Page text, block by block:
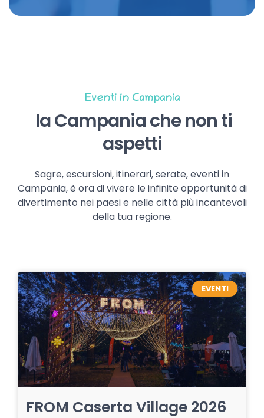
Eventi in Campania
la Campania che non ti
aspetti
Sagre, escursioni, itinerari, serate, eventi in
Campania, è ora di vivere le infinite opportunità di
divertimento nei paesi e nelle città più incantevoli
della tua regione.
EVENTI
FROM Caserta Village 2026